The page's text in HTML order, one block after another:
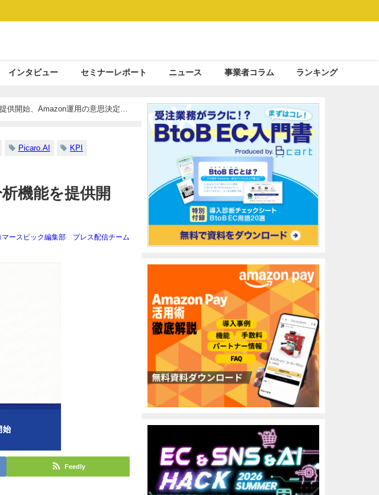
インタビュー セミナーレポート ニュース 事業者コラム ランキング
供開始、Amazon運用の意思決定支
Picaro.AI KPI
機能を提供開
マースピック編集部 プレス配信チーム
Feedly